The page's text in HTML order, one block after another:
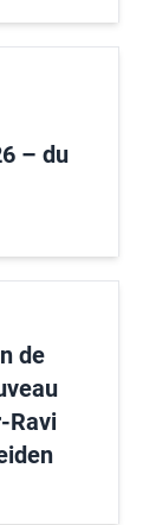
– du
de
Ravi